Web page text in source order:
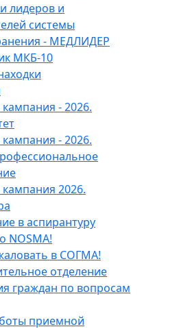
лидеров и
системы
- МЕДЛИДЕР
МКБ-10
- 2026.
- 2026.
2026.
в аспирантуру
NOSMA!
в СОГМА!
отделение
граждан по вопросам
приемной